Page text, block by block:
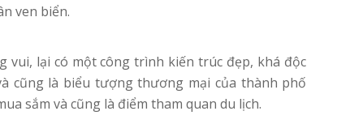
ven biển.
lại có một công trình kiến trúc đẹp, khá độc
cũng là biểu tượng thương mại của thành phố
sắm và cũng là điểm tham quan du lịch.